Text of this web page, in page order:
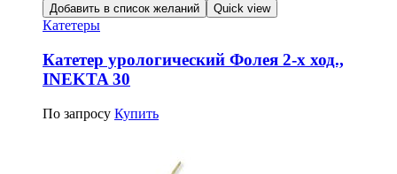
Добавить в список желаний Quick view
Катетеры
Катетер урологический Фолея 2-х ход.,
INEKTA 30
По запросу Купить